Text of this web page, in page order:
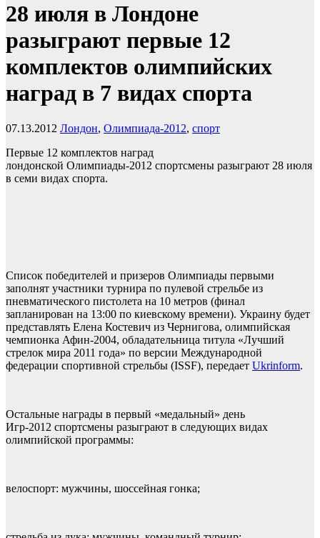
28 июля в Лондоне
разыграют первые 12
комплектов олимпийских
наград в 7 видах спорта
07.13.2012 Лондон, Олимпиада-2012, спорт
Первые 12 комплектов наград
лондонской Олимпиады-2012 спортсмены разыграют 28 июля
в семи видах спорта.
Список победителей и призеров Олимпиады первыми
заполнят участники турнира по пулевой стрельбе из
пневматического пистолета на 10 метров (финал
запланирован на 13:00 по киевскому времени). Украину будет
представлять Елена Костевич из Чернигова, олимпийская
чемпионка Афин-2004, обладательница титула «Лучший
стрелок мира 2011 года» по версии Международной
федерации спортивной стрельбы (ISSF), передает Ukrinform.
Остальные награды в первый «медальный» день
Игр-2012 спортсмены разыграют в следующих видах
олимпийской программы:
велоспорт: мужчины, шоссейная гонка;